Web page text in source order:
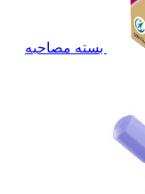
بسته مصاحبه